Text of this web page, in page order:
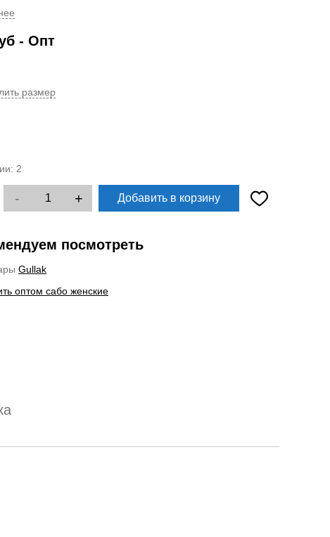
- Опт
размер
2
- + Добавить в корзину
посмотреть
Gullak
оптом сабо женские